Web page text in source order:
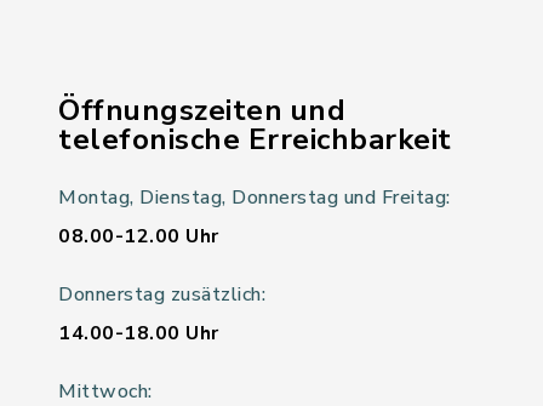
Öffnungszeiten und
telefonische Erreichbarkeit
Montag, Dienstag, Donnerstag und Freitag:
08.00-12.00 Uhr
Donnerstag zusätzlich:
14.00-18.00 Uhr
Mittwoch: